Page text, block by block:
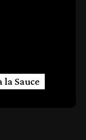
la Sauce